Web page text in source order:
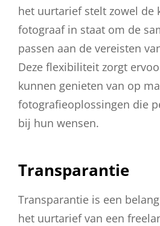
het uurtarief stelt zowel de
fotograaf in staat om de
passen aan de vereisten
Deze flexibiliteit zorgt
kunnen genieten van op
fotografieoplossingen die
bij hun wensen.
Transparantie
Transparantie is een
het uurtarief van een